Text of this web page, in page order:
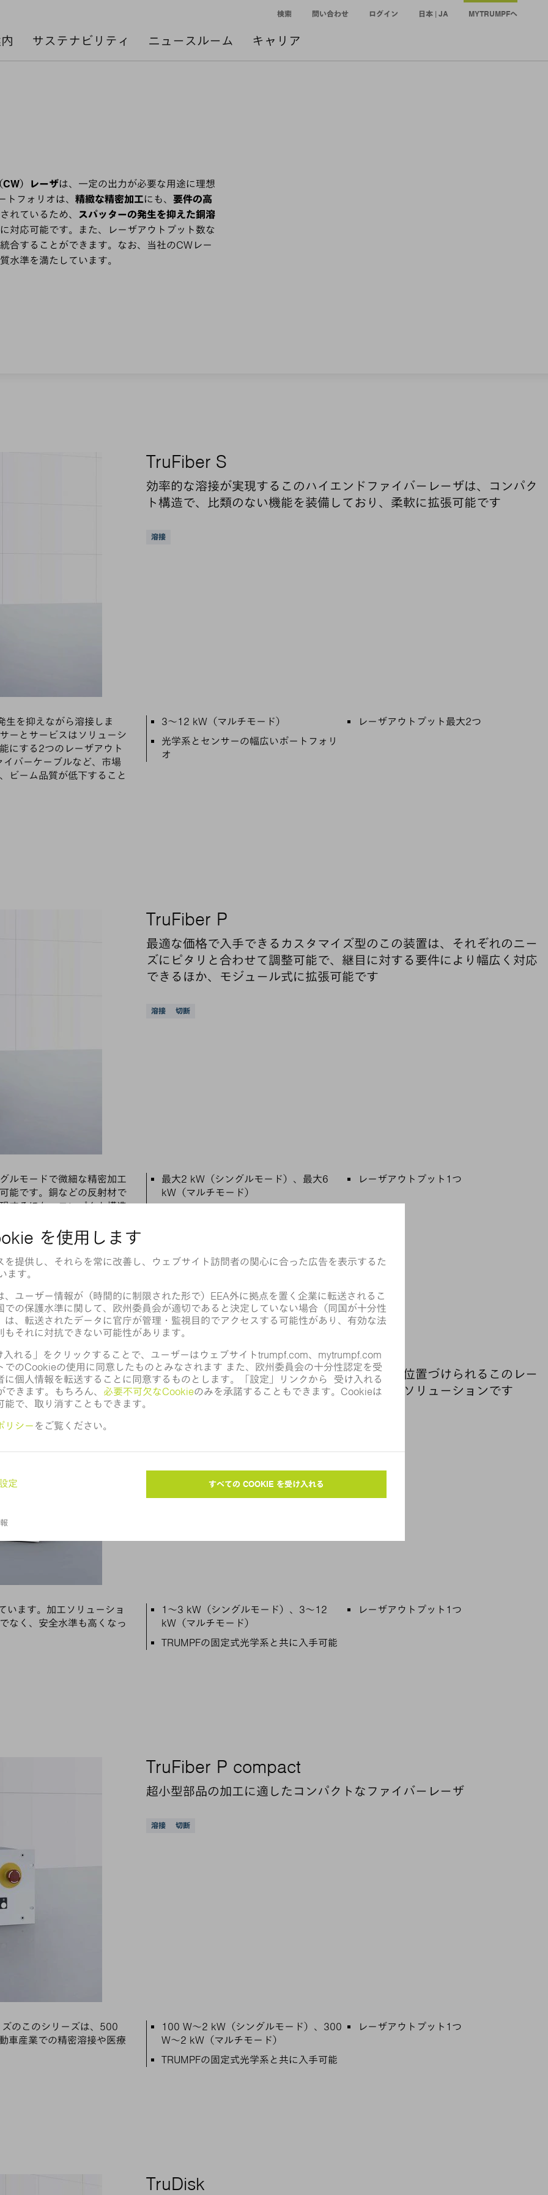
サステナビリティ ニュースルーム キャリア
検索 問い合わせ ログイン 日本 | JA MYTRUMPFへ
）レーザは、一定の出力が必要な用途に理想
フォリオは、 精緻な精密加工にも、 要件の高
れているため、 スパッターの発生を抑えた銅溶
対応可能です。また、レーザアウトプット数な
合することができます。なお、当社のCWレー
水準を満たしています。
TruFiber S
効率的な溶接が実現するこのハイエンドファイバーレーザは、コンパク
ト構造で、比類のない機能を装備しており、柔軟に拡張可能です
サポートされているアプリケーション
溶接
生を抑えながら溶接しま
ーとサービスはソリューシ
にする2つのレーザアウト
バーケーブルなど、市場
ビーム品質が低下すること
主な特徴
3～12 kW（マルチモード）
レーザアウトプット最大2つ
光学系とセンサーの幅広いポートフォリ
オ
TruFiber P
最適な価格で入手できるカスタマイズ型のこの装置は、それぞれのニー
ズにピタリと合わせて調整可能で、継目に対する要件により幅広く対応
できるほか、モジュール式に拡張可能です
サポートされているアプリケーション
溶接 切断
ルモードで微細な精密加工
能です。銅などの反射材で
するほか、コンパクト構造
主な特徴
最大2 kW（シングルモード）、最大6
kW（マルチモード）
レーザアウトプット1つ
TruFiber G
当社のファイバーレーザの中でミニマリストに位置づけられるこのレー
ザ装置は、インテグレーターにとって経済的なソリューションです
います。加工ソリューショ
なく、安全水準も高くなっ
主な特徴
1～3 kW（シングルモード）、3～12
kW（マルチモード）
レーザアウトプット1つ
TRUMPFの固定式光学系と共に入手可能
TruFiber P compact
超小型部品の加工に適したコンパクトなファイバーレーザ
サポートされているアプリケーション
溶接 切断
のこのシリーズは、500
車産業での精密溶接や医療
主な特徴
100 W～2 kW（シングルモード）、300
W～2 kW（マルチモード）
レーザアウトプット1つ
TRUMPFの固定式光学系と共に入手可能
TruDisk